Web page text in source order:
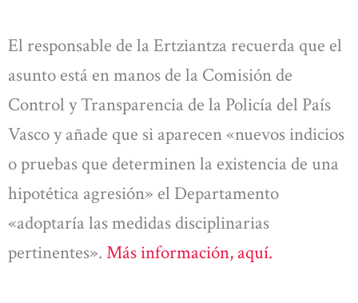
El responsable de la Ertziantza recuerda que el
asunto está en manos de la Comisión de
Control y Transparencia de la Policía del País
Vasco y añade que si aparecen «nuevos indicios
o pruebas que determinen la existencia de una
hipotética agresión» el Departamento
«adoptaría las medidas disciplinarias
pertinentes». Más información, aquí.